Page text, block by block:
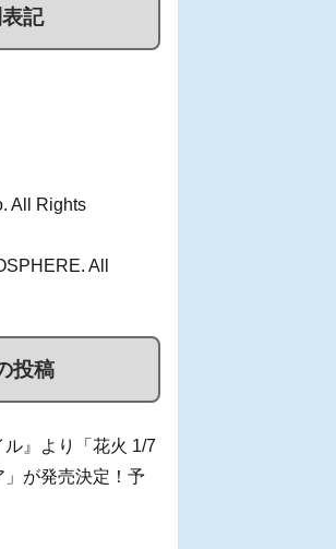
記
All Rights
All
投稿
ル』より「花火 1/7
」が発売決定！予